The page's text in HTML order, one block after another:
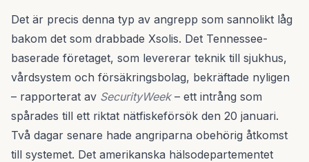
Det är precis denna typ av angrepp som sannolikt låg
bakom det som drabbade Xsolis. Det Tennessee-
baserade företaget, som levererar teknik till sjukhus,
vårdsystem och försäkringsbolag, bekräftade nyligen
– rapporterat av SecurityWeek– ett intrång som
spårades till ett riktat nätfiskeförsök den 20 januari.
Två dagar senare hade angriparna obehörig åtkomst
till systemet. Det amerikanska hälsodepartementet